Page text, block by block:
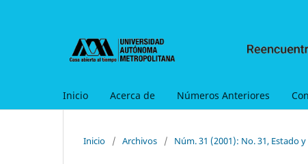
Inicio Acerca de Números Anteriores
Inicio / Archivos / Núm. 31 (2001): No. 31, Estado